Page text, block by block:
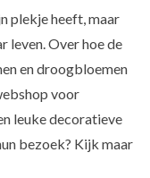
plekje heeft, maar
leven. Over hoe de
en droogbloemen
voor
leuke decoratieve
bezoek? Kijk maar